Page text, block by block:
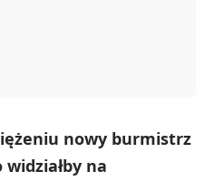
nowy burmistrz
widziałby na